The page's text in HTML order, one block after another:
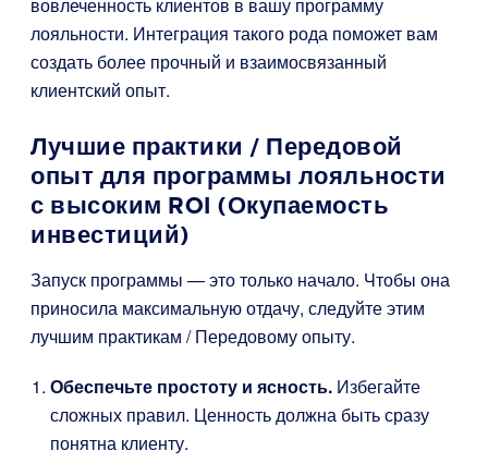
вовлеченность клиентов в вашу программу
лояльности. Интеграция такого рода поможет вам
создать более прочный и взаимосвязанный
клиентский опыт.
Лучшие практики / Передовой
опыт для программы лояльности
с высоким ROI (Окупаемость
инвестиций)
Запуск программы — это только начало. Чтобы она
приносила максимальную отдачу, следуйте этим
лучшим практикам / Передовому опыту.
Обеспечьте простоту и ясность. Избегайте
сложных правил. Ценность должна быть сразу
понятна клиенту.